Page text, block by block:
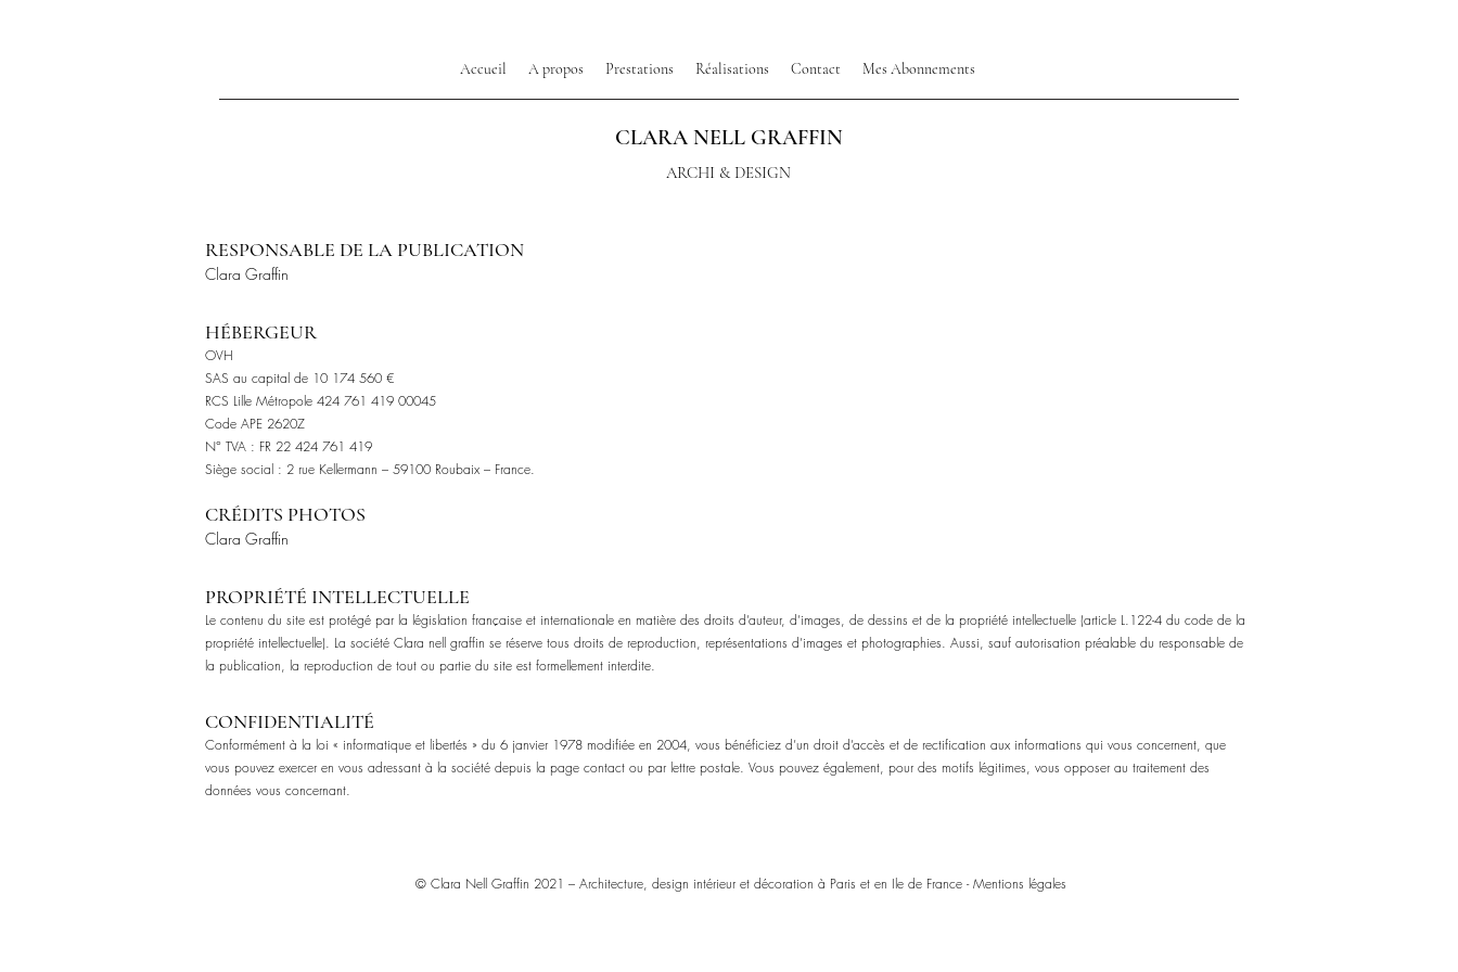
Accueil A propos Prestations Réalisations Contact Mes Abonnements
CLARA NELL GRAFFIN
ARCHI & DESIGN
RESPONSABLE DE LA PUBLICATION
Clara Graffin
HÉBERGEUR
OVH
SAS au capital de 10 174 560 €
RCS Lille Métropole 424 761 419 00045
Code APE 2620Z
N° TVA : FR 22 424 761 419
Siège social : 2 rue Kellermann – 59100 Roubaix – France.
CRÉDITS PHOTOS
Clara Graffin
PROPRIÉTÉ INTELLECTUELLE
Le contenu du site est protégé par la législation française et internationale en matière des droits d’auteur, d’images, de dessins et de la propriété intellectuelle (article L.122-4 du code de la
propriété intellectuelle). La société Clara nell graffin se réserve tous droits de reproduction, représentations d’images et photographies. Aussi, sauf autorisation préalable du responsable de
la publication, la reproduction de tout ou partie du site est formellement interdite.
CONFIDENTIALITÉ
Conformément à la loi « informatique et libertés » du 6 janvier 1978 modifiée en 2004, vous bénéficiez d’un droit d’accès et de rectification aux informations qui vous concernent, que
vous pouvez exercer en vous adressant à la société depuis la page contact ou par lettre postale. Vous pouvez également, pour des motifs légitimes, vous opposer au traitement des
données vous concernant.
© Clara Nell Graffin 2021 – Architecture, design intérieur et décoration à Paris et en Ile de France - Mentions légales